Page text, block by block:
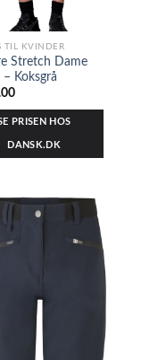
TIL KVINDER
Stretch Dame
Koksgrå
PRISEN HOS
DANSK.DK